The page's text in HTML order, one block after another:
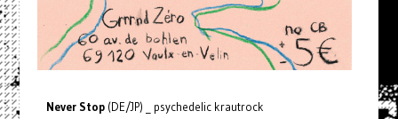
Never Stop(DE/JP) _ psychedelic krautrock